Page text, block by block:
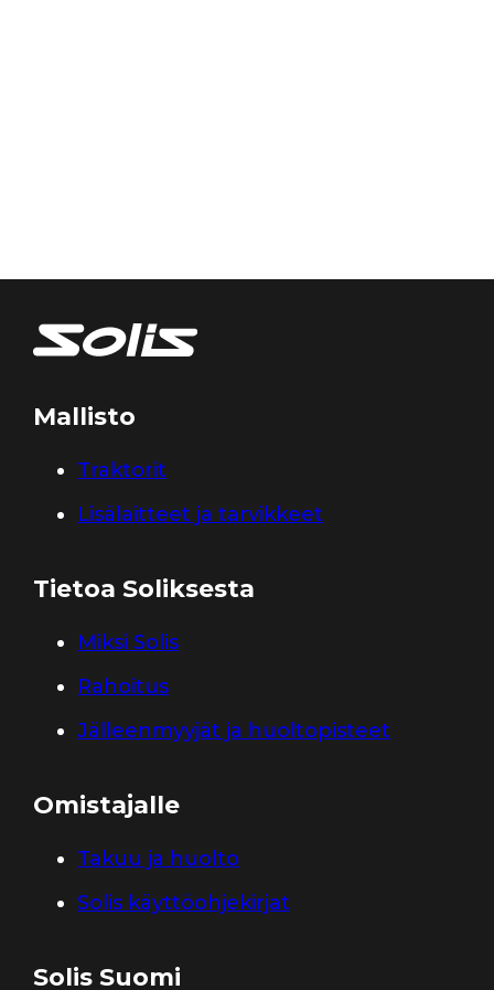
Mallisto
Traktorit
Lisälaitteet ja tarvikkeet
Tietoa Soliksesta
Miksi Solis
Rahoitus
Jälleenmyyjät ja huoltopisteet
Omistajalle
Takuu ja huolto
Solis käyttöohjekirjat
Solis Suomi